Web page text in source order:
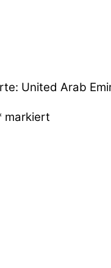
United Arab
markiert